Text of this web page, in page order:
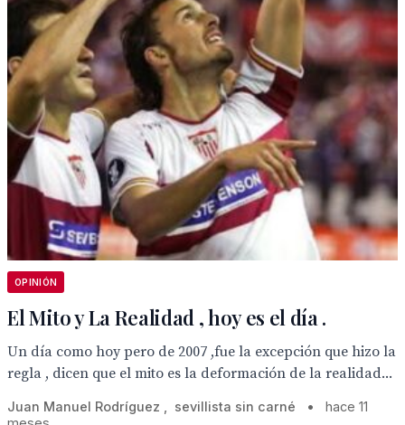
OPINIÓN
El Mito y La Realidad , hoy es el día .
Un día como hoy pero de 2007 ,fue la excepción que hizo la
regla , dicen que el mito es la deformación de la realidad...
Juan Manuel Rodríguez , sevillista sin carné •
hace 11